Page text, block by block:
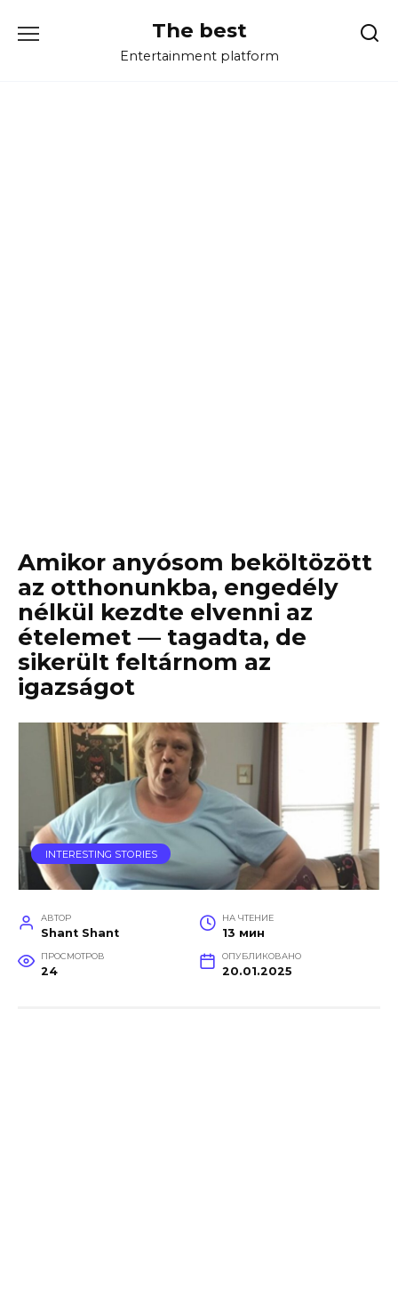
The best
Entertainment platform
Amikor anyósom beköltözött
az otthonunkba, engedély
nélkül kezdte elvenni az
ételemet — tagadta, de
sikerült feltárnom az
igazságot
INTERESTING STORIES
АВТОР
Shant Shant
НА ЧТЕНИЕ
13 мин
ПРОСМОТРОВ
24
ОПУБЛИКОВАНО
20.01.2025